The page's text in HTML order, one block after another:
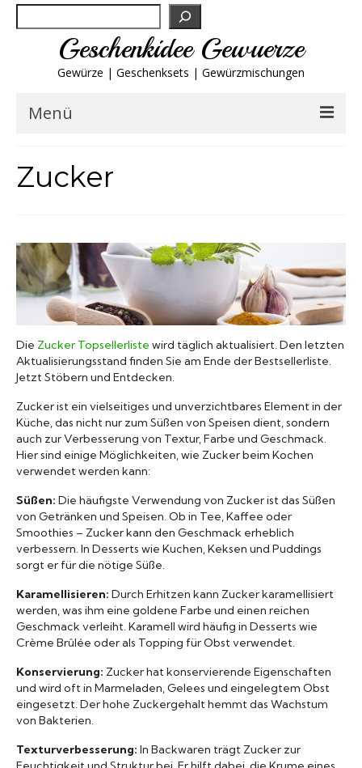
Geschenkidee Gewuerze
Gewürze | Geschenksets | Gewürzmischungen
Menü
Gewürzgläser
Gewürzregal
Marken A-Z
Mörser
Bücher
Zucker
Die Zucker Topsellerliste wird täglich aktualisiert. Den letzten
Aktualisierungsstand finden Sie am Ende der Bestsellerliste.
Jetzt Stöbern und Entdecken.
Zucker ist ein vielseitiges und unverzichtbares Element in der
Küche, das nicht nur zum Süßen von Speisen dient, sondern
auch zur Verbesserung von Textur, Farbe und Geschmack.
Hier sind einige Möglichkeiten, wie Zucker beim Kochen
verwendet werden kann:
Süßen: Die häufigste Verwendung von Zucker ist das Süßen
von Getränken und Speisen. Ob in Tee, Kaffee oder
Smoothies – Zucker kann den Geschmack erheblich
verbessern. In Desserts wie Kuchen, Keksen und Puddings
sorgt er für die nötige Süße.
Karamellisieren: Durch Erhitzen kann Zucker karamellisiert
werden, was ihm eine goldene Farbe und einen reichen
Geschmack verleiht. Karamell wird häufig in Desserts wie
Crème Brûlée oder als Topping für Obst verwendet.
Konservierung: Zucker hat konservierende Eigenschaften
und wird oft in Marmeladen, Gelees und eingelegtem Obst
eingesetzt. Der hohe Zuckergehalt hemmt das Wachstum
von Bakterien.
Texturverbesserung: In Backwaren trägt Zucker zur